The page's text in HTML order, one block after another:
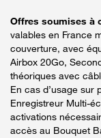
Offres soumises à
valables en France
couverture, avec
Airbox 20Go,
théoriques avec
En cas d’usage sur
Enregistreur Multi-
activations
accès au Bouquet